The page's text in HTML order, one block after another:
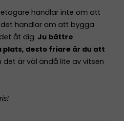
handlar inte om att
handlar om att bygga
åt dig. Ju bättre
desto friare är du att
det är väl ändå lite av vitsen